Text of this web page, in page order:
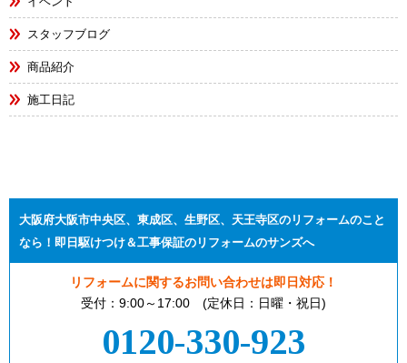
スタッフブログ
商品紹介
施工日記
大阪府大阪市中央区、東成区、生野区、天王寺区のリフォームのこと
なら！即日駆けつけ＆工事保証のリフォームのサンズへ
リフォームに関するお問い合わせは即日対応！
受付：9:00～17:00 (定休日：日曜・祝日)
0120-330-923